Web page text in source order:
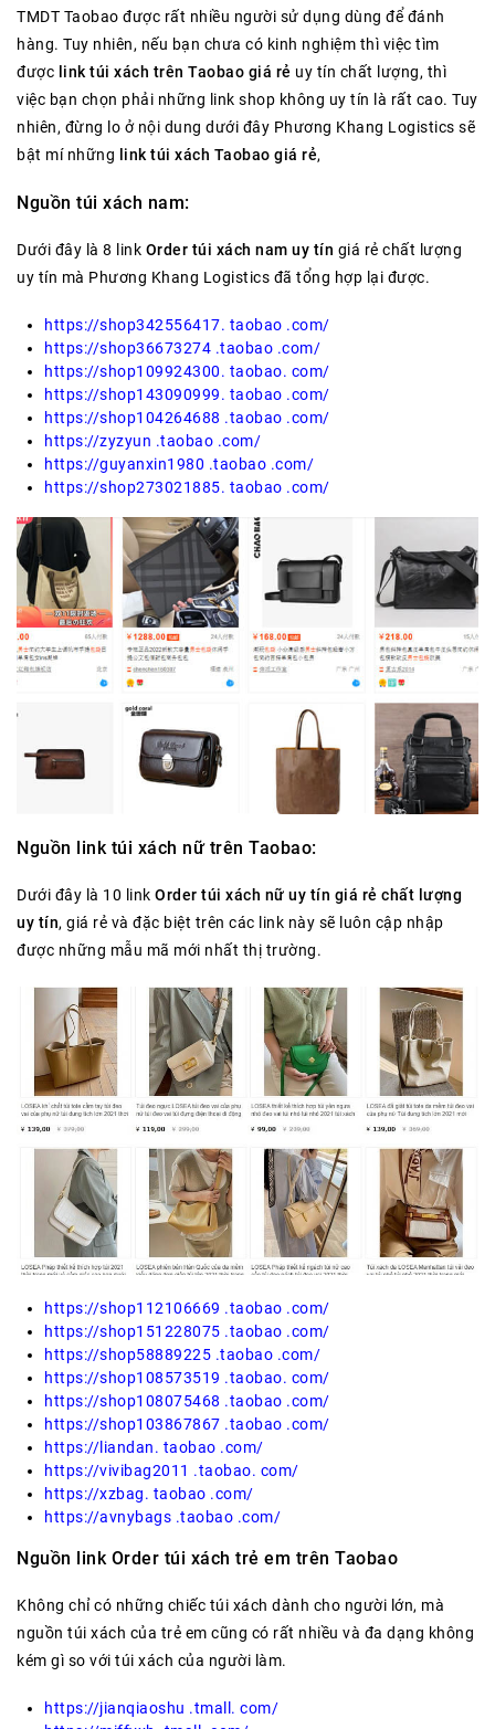
TMDT Taobao được rất nhiều người sử dụng dùng để đánh
hàng. Tuy nhiên, nếu bạn chưa có kinh nghiệm thì việc tìm
được link túi xách trên Taobao giá rẻ uy tín chất lượng, thì
việc bạn chọn phải những link shop không uy tín là rất cao. Tuy
nhiên, đừng lo ở nội dung dưới đây Phương Khang Logistics sẽ
bật mí những
link túi xách Taobao giá rẻ,
Nguồn túi xách nam:
Dưới đây là 8 link Order túi xách nam uy tín giá rẻ chất lượng
uy tín mà Phương Khang Logistics đã tổng hợp lại được.
https://shop342556417. taobao .com/
https://shop36673274 .taobao .com/
https://shop109924300. taobao. com/
https://shop143090999. taobao .com/
https://shop104264688 .taobao .com/
https://zyzyun .taobao .com/
https://guyanxin1980 .taobao .com/
https://shop273021885. taobao .com/
Nguồn link túi xách nữ trên Taobao:
Dưới đây là 10 link Order túi xách nữ uy tín giá rẻ chất lượng
uy tín, giá rẻ và đặc biệt trên các link này sẽ luôn cập nhập
được những mẫu mã mới nhất thị trường.
https://shop112106669 .taobao .com/
https://shop151228075 .taobao .com/
https://shop58889225 .taobao .com/
https://shop108573519 .taobao. com/
https://shop108075468 .taobao .com/
https://shop103867867 .taobao .com/
https://liandan. taobao .com/
https://vivibag2011 .taobao. com/
https://xzbag. taobao .com/
https://avnybags .taobao .com/
Nguồn link Order túi xách trẻ em trên Taobao
Không chỉ có những chiếc túi xách dành cho người lớn, mà
nguồn túi xách của trẻ em cũng có rất nhiều và đa dạng không
kém gì so với túi xách của người làm.
https://jianqiaoshu .tmall. com/